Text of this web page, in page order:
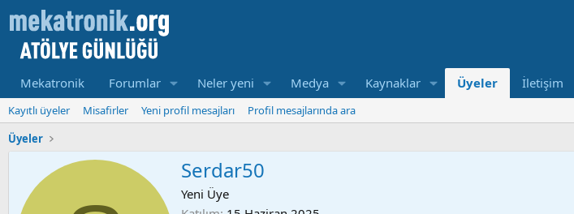
Mekatronik Forumlar Neler yeni Medya Kaynaklar Üyeler İletişim
Kayıtlı üyeler Misafirler Yeni profil mesajları
Profil mesajlarında ara
Üyeler
Serdar50
Yeni Üye